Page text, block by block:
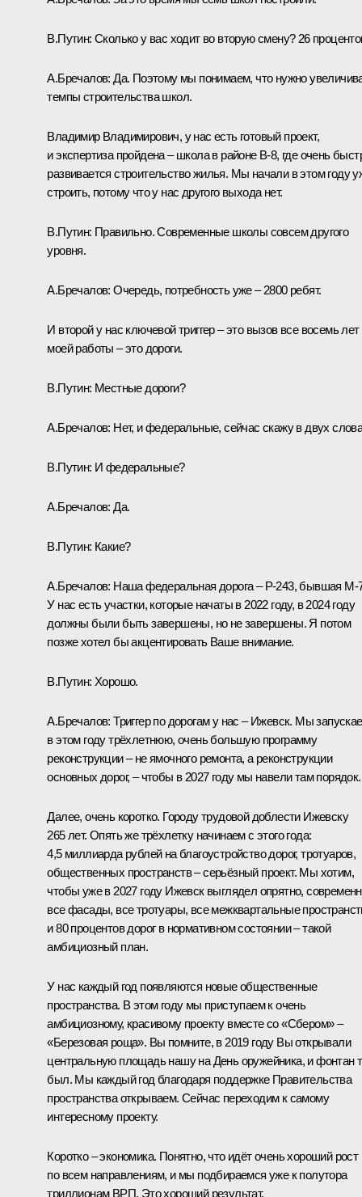
В.Путин: Сколько у вас ходит во вторую смену? 26
А.Бречалов:Да. Поэтому мы понимаем, что нужно
темпы строительства школ.
Владимир Владимирович, у нас есть готовый проект,
и экспертиза пройдена – школа в районе В-8, где очень
развивается строительство жилья. Мы начали в этом году
строить, потому что у нас другого выхода нет.
В.Путин: Правильно. Современные школы совсем другого
уровня.
А.Бречалов: Очередь, потребность уже – 2800 ребят.
И второй у нас ключевой триггер – это вызов все восемь лет
моей работы – это дороги.
В.Путин: Местные дороги?
А.Бречалов: Нет, и федеральные, сейчас скажу в двух
В.Путин: И федеральные?
А.Бречалов: Да.
В.Путин: Какие?
А.Бречалов: Наша федеральная дорога – Р-243, бывшая М-
У нас есть участки, которые начаты в 2022 году, в 2024 году
должны были быть завершены, но не завершены. Я потом
позже хотел бы акцентировать Ваше внимание.
В.Путин: Хорошо.
А.Бречалов: Триггер по дорогам у нас – Ижевск. Мы
в этом году трёхлетнюю, очень большую программу
реконструкции – не ямочного ремонта, а реконструкции
основных дорог, – чтобы в 2027 году мы навели там порядок.
Далее, очень коротко. Городу трудовой доблести Ижевску
265 лет. Опять же трёхлетку начинаем с этого года:
4,5 миллиарда рублей на благоустройство дорог, тротуаров,
общественных пространств – серьёзный проект. Мы хотим,
чтобы уже в 2027 году Ижевск выглядел опрятно,
все фасады, все тротуары, все межквартальные
и 80 процентов дорог в нормативном состоянии – такой
амбициозный план.
У нас каждый год появляются новые общественные
пространства. В этом году мы приступаем к очень
амбициозному, красивому проекту вместе со «Сбером» –
«Березовая роща». Вы помните, в 2019 году Выоткрывали
центральную площадь нашу на День оружейника, и фонтан
был. Мы каждый год благодаря поддержке Правительства
пространства открываем. Сейчас переходим к самому
интересному проекту.
Коротко – экономика. Понятно, что идёт очень хороший рост
по всем направлениям, и мы подбираемся уже к полутора
триллионам ВРП. Это хороший результат.